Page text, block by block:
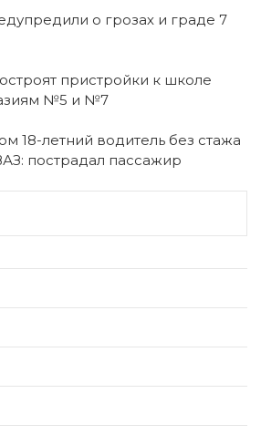
о грозах и граде 7
пристройки к школе
№5 и №7
18-летний водитель без стажа
пострадал пассажир